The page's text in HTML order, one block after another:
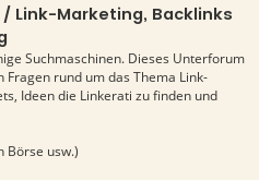
Link-Marketing, Backlinks
Suchmaschinen. Dieses Unterforum
rund um das Thema Link-
Ideen die Linkerati zu finden und
Börse usw.)